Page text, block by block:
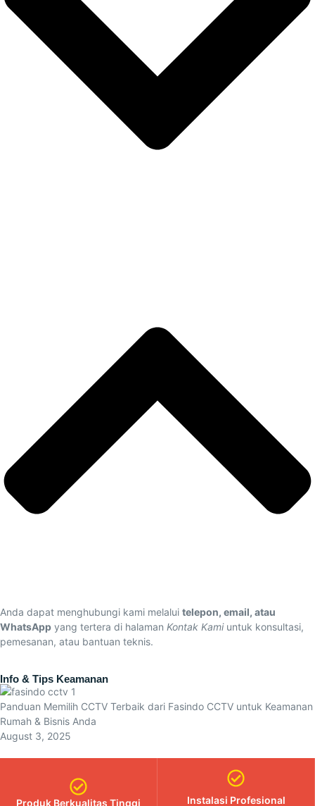
Anda dapat menghubungi kami melalui telepon, email, atau
WhatsApp yang tertera di halaman Kontak Kamiuntuk konsultasi,
pemesanan, atau bantuan teknis.
Info & Tips Keamanan
Panduan Memilih CCTV Terbaik dari Fasindo CCTV untuk Keamanan
Rumah & Bisnis Anda
August 3, 2025
Produk Berkualitas Tinggi Instalasi Profesional